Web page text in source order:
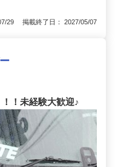
29 掲載終了日： 2027/05/07
！未経験大歓迎♪